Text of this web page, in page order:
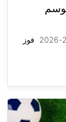
الأنصار بطلًا للدوري اللبناني للموسم 2025-2026 فوز